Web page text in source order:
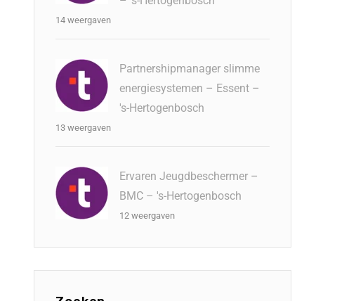
14 weergaven
Partnershipmanager slimme
energiesystemen – Essent –
's-Hertogenbosch
13 weergaven
Ervaren Jeugdbeschermer –
BMC – 's-Hertogenbosch
12 weergaven